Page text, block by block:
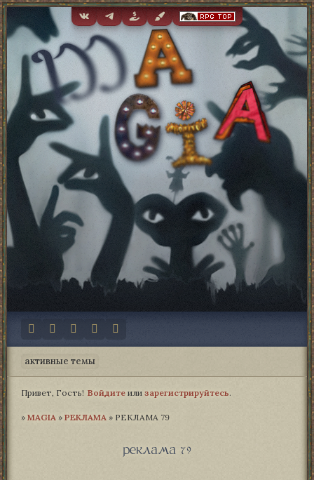
активные темы
Привет, Гость! Войдите или зарегистрируйтесь.
» MAGIA­ » РЕКЛАМА » РЕКЛАМА 79
реклама 79